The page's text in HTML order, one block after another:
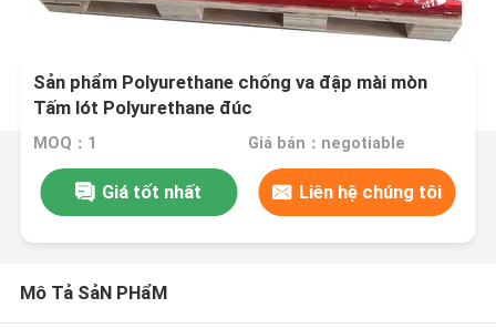
Sản phẩm Polyurethane chống va đập mài mòn
Tấm lót Polyurethane đúc
MOQ：1 Giá bán：negotiable
Giá tốt nhất Liên hệ chúng tôi
Mô Tả SảN PHẩM